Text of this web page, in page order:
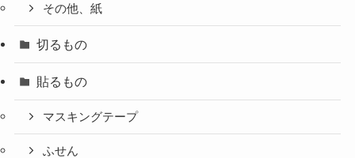
その他、紙
切るもの
貼るもの
マスキングテープ
ふせん